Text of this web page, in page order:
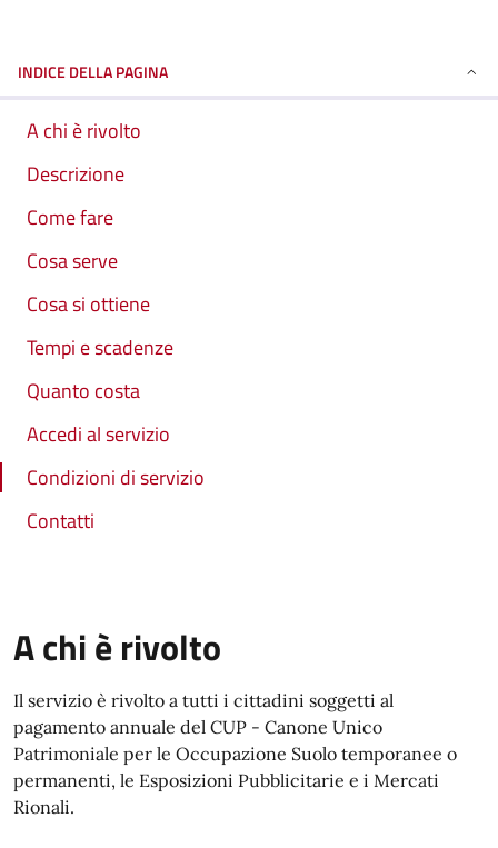
INDICE DELLA PAGINA
A chi è rivolto
Descrizione
Come fare
Cosa serve
Cosa si ottiene
Tempi e scadenze
Quanto costa
Accedi al servizio
Condizioni di servizio
Contatti
A chi è rivolto
Il servizio è rivolto a tutti i cittadini soggetti al
pagamento annuale del CUP - Canone Unico
Patrimoniale per le Occupazione Suolo temporanee o
permanenti, le Esposizioni Pubblicitarie e i Mercati
Rionali.